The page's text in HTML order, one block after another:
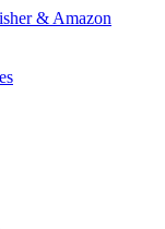
& Amazon